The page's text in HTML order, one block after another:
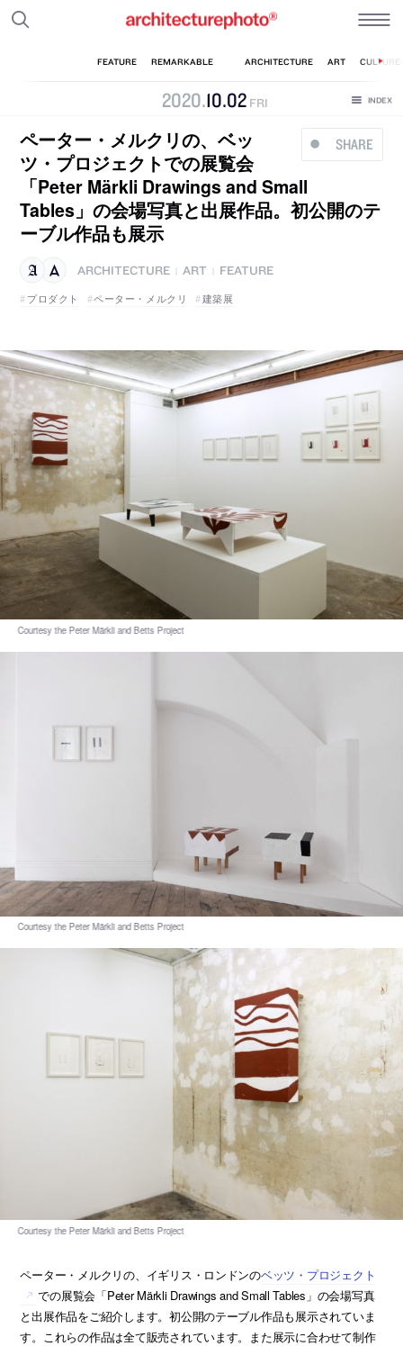
2020.10.02 FRI
SHARE
ペーター・メルクリの、ベッ
ツ・プロジェクトでの展覧会
「Peter Märkli Drawings and Small
Tables」の会場写真と出展作品。初公開のテ
ーブル作品も展示
ARCHITECTURE ART
FEATURE
プロダクト
ペーター・メルクリ 建築展
ペーター・メルクリの、イギリス・ロンドンのベッツ・プロジェクト
での展覧会「Peter Märkli Drawings and Small Tables」の会場写真
と出展作品をご紹介します。初公開のテーブル作品も展示されていま
す。これらの作品は全て販売されています。また展示に合わせて制作